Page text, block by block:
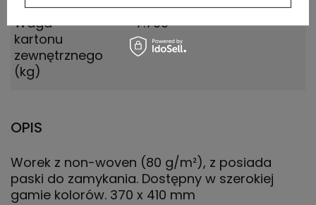
Waga
kartonu
zewnętrznego
(kg)
7.700
OPIS
Worek z non-woven (80 g/m²), z posiada
paski do zamykania. Dostępny w szerokiej
gamie kolorów. 370 x 410 mm